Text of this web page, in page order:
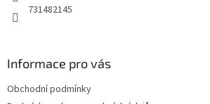
731482145
Informace pro vás
Obchodní podmínky